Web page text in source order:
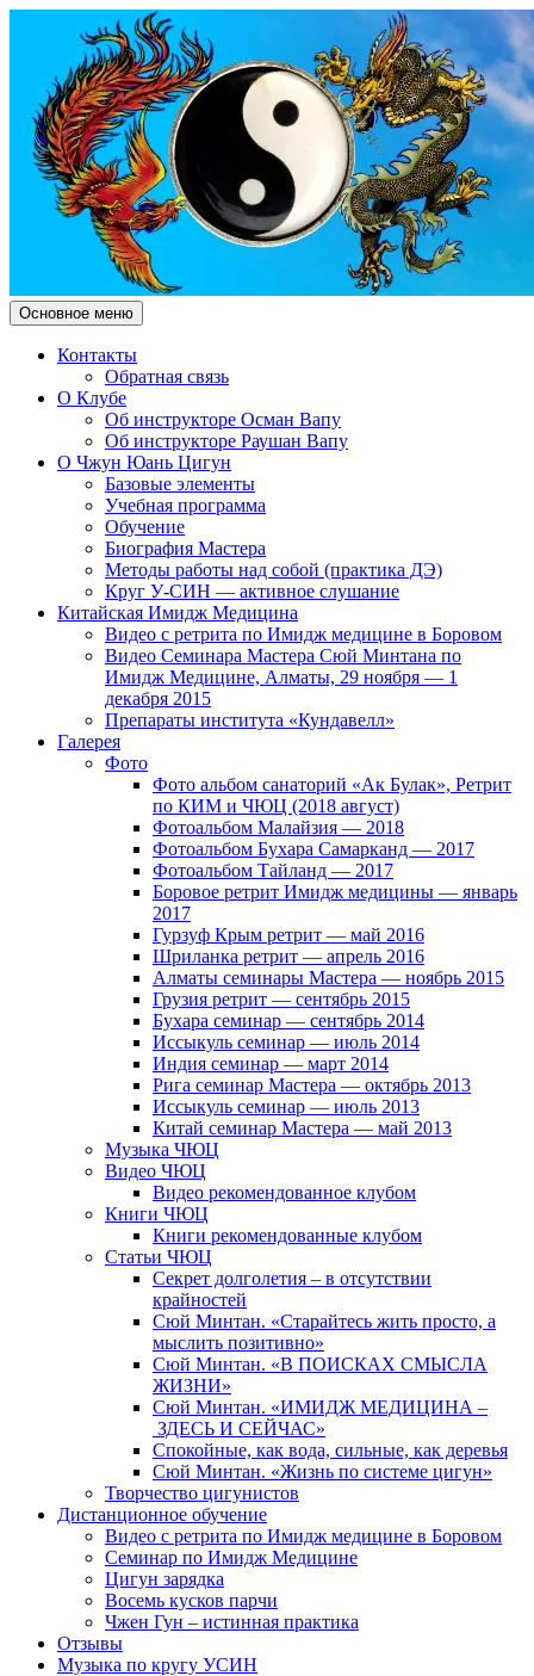
Чжун Юань Цигун Клуб
"Здесь и Сейчас"
Поиск
Основное меню Перейти
к
Контакты
Обратная связь
О Клубе
Об инструкторе Осман Вапу
Об инструкторе Раушан Вапу
О Чжун Юань Цигун
Базовые элементы
Учебная программа
Обучение
Биография Мастера
Методы работы над собой (практика ДЭ)
Круг У-СИН — активное слушание
Китайская Имидж Медицина
Видео с ретрита по Имидж медицине в Боровом
Видео Семинара Мастера Сюй Минтана по
Имидж Медицине, Алматы, 29 ноября — 1
декабря 2015
Препараты института «Кундавелл»
Галерея
Фото
Фото альбом санаторий «Ак Булак», Ретрит
по КИМ и ЧЮЦ (2018 август)
Фотоальбом Малайзия — 2018
Фотоальбом Бухара Самарканд — 2017
Фотоальбом Тайланд — 2017
Боровое ретрит Имидж медицины — январь
2017
Гурзуф Крым ретрит — май 2016
Шриланка ретрит — апрель 2016
Алматы семинары Мастера — ноябрь 2015
Грузия ретрит — сентябрь 2015
Бухара семинар — сентябрь 2014
Иссыкуль семинар — июль 2014
Индия семинар — март 2014
Рига семинар Мастера — октябрь 2013
Иссыкуль семинар — июль 2013
Китай семинар Мастера — май 2013
Музыка ЧЮЦ
Видео ЧЮЦ
Видео рекомендованное клубом
Книги ЧЮЦ
Книги рекомендованные клубом
Статьи ЧЮЦ
Секрет долголетия – в отсутствии
крайностей
Сюй Минтан. «Старайтесь жить просто, а
мыслить позитивно»
Сюй Минтан. «В ПОИСКАХ СМЫСЛА
ЖИЗНИ»
Сюй Минтан. «ИМИДЖ МЕДИЦИНА –
ЗДЕСЬ И СЕЙЧАС»
Спокойные, как вода, сильные, как деревья
Сюй Минтан. «Жизнь по системе цигун»
Творчество цигунистов
Дистанционное обучение
Видео с ретрита по Имидж медицине в Боровом
Семинар по Имидж Медицине
Цигун зарядка
Восемь кусков парчи
Чжен Гун – истинная практика
Отзывы
Музыка по кругу УСИН